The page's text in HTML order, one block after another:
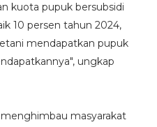
kuota pupuk bersubsidi
10 persen tahun 2024,
mendapatkan pupuk
ungkap
masyarakat